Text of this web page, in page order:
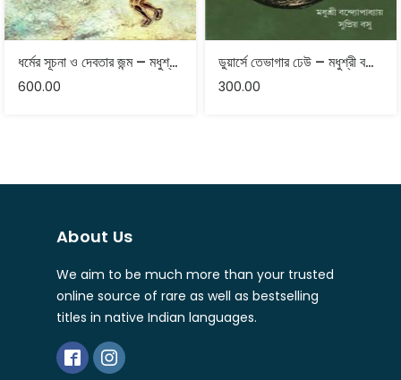
ধর্মের সূচনা ও দেবতার জন্ম – মধুশ্রী বন্দ্যোপাধ্যায়
600.00
ডুয়ার্সে তেভাগার ঢেউ – মধুশ্রী বন্দ্যোপাধ্যায়, সুপ্রিয় বসু
300.00
About Us
We aim to be much more than your trusted
online source of rare as well as bestselling
titles in native Indian languages.